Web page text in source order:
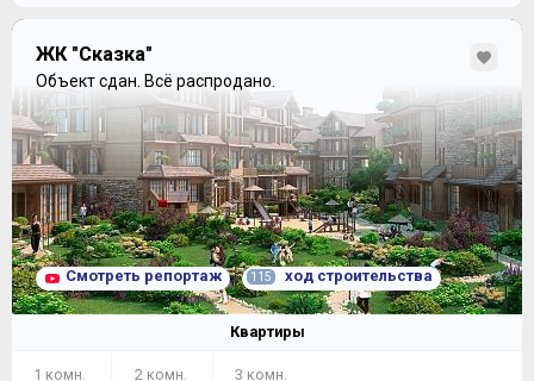
ЖК "Сказка"
Объект сдан. Всё распродано.
Смотреть репортаж 115 ход строительства
Квартиры
1 комн.
2 комн.
3 комн.